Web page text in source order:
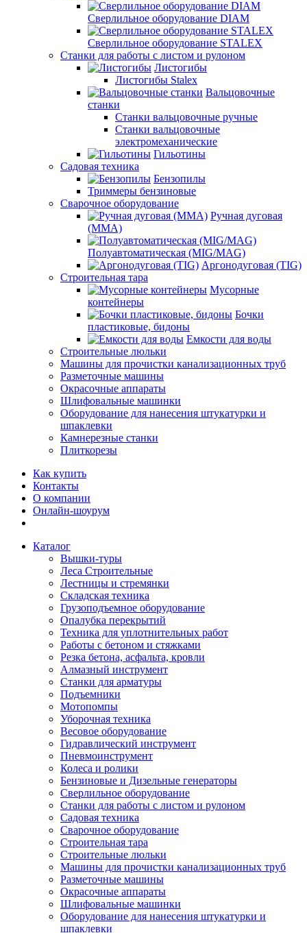
Сверлильное оборудование DIAM
Сверлильное оборудование STALEX
Станки для работы с листом и рулоном
Листогибы
Листогибы Stalex
Вальцовочные
станки
Станки вальцовочные ручные
Станки вальцовочные
электромеханические
Гильотины
Садовая техника
Бензопилы
Триммеры бензиновые
Сварочное оборудование
Ручная дуговая
(MMA)
Полуавтоматическая (MIG/MAG)
Аргонодуговая (TIG)
Строительная тара
Мусорные
контейнеры
Бочки
пластиковые, бидоны
Емкости для воды
Строительные люльки
Машины для прочистки канализационных труб
Разметочные машины
Окрасочные аппараты
Шлифовальные машинки
Оборудование для нанесения штукатурки и
шпаклевки
Камнерезные станки
Плиткорезы
Как купить
Контакты
О компании
Онлайн-шоурум
Каталог
Вышки-туры
Леса Строительные
Лестницы и стремянки
Складская техника
Грузоподъемное оборудование
Опалубка перекрытий
Техника для уплотнительных работ
Работы с бетоном и стяжками
Резка бетона, асфальта, кровли
Алмазный инструмент
Станки для арматуры
Подъемники
Мотопомпы
Уборочная техника
Весовое оборудование
Гидравлический инструмент
Пневмоинструмент
Колеса и ролики
Бензиновые и Дизельные генераторы
Сверлильное оборудование
Станки для работы с листом и рулоном
Садовая техника
Сварочное оборудование
Строительная тара
Строительные люльки
Машины для прочистки канализационных труб
Разметочные машины
Окрасочные аппараты
Шлифовальные машинки
Оборудование для нанесения штукатурки и
шпаклевки